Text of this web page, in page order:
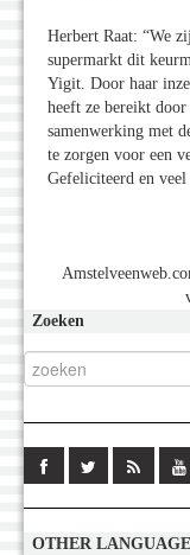
Herbert Raat: “We
supermarkt dit
Yigit. Door haar
heeft ze bereikt
samenwerking met
te zorgen voor een
Gefeliciteerd en veel
Zoeken
OTHER